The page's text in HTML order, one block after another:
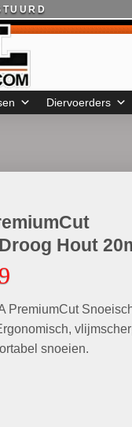
Diervoerders
Hout
Huidige
is:
€12,49.
PremiumCut
snoeien.
Snoeischaar Droog